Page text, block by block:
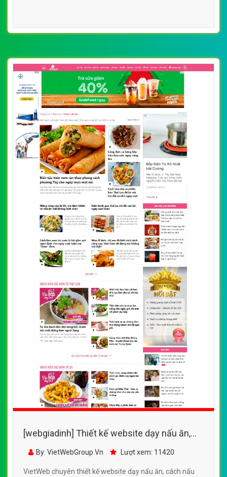
[webgiadinh] Thiết kế website dạy nấu ăn,
cách nấu các món ăn ngon cho gia đình
By: VietWebGroup.Vn Lượt xem: 11420
VietWeb chuyên thiết kế website dạy nấu ăn, cách nấu